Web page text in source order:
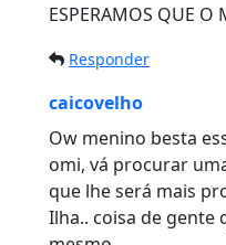
ESPERAMOS QUE O
Responder
caicovelho
Ow menino besta
omi, vá procurar
que lhe será mais
Ilha.. coisa de gente